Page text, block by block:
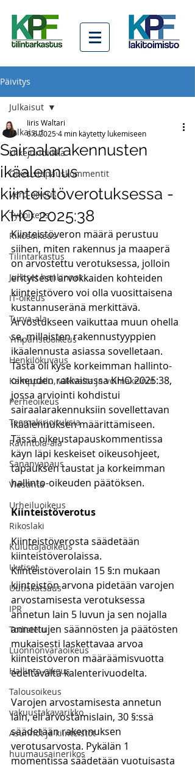
Päivitys
Julkaisut
Liikejuridiikka
Oikeustapauskommentit
Vero-oikeus
Työoikeus
Rikosoikeus
Tilintarkastus
Julkiset hankinnat
IT-oikeus
Turva-ala
Ympäristöoikeus
Henkilökuvaus
Kamppailu, väkivalta ja voimakeinot
Perheoikeus
Teemakirjoituksia
Ravintola-ala
Sananvapaus
Viestintä
Urheiluoikeus
Rikoslaki
Kuluttajaoikeus
Uutiset
Uutiskatsaus
IPR
Todistelu
Luonnonvaraoikeus
Hallinto-oikeus
Talousoikeus
vakuustakavarikko
Asunnot ja kiinteistöt
huumausainerikos
Julkaisut
Sairaalarakennusten
ikäalennus
kiinteistöverotuksessa -
KHO 2025:38
Iiris Waltari
6.6.20254 min käytetty lukemiseen
Kiinteistöveron määrä perustuu
siihen, miten rakennus ja maaperä
on arvostettu verotuksessa, jolloin
erityisesti arvokkaiden kohteiden
kiinteistövero voi olla vuosittaisena
kustannuseränä merkittävä.
Arvostukseen vaikuttaa muun ohella
se, millaisten rakennustyyppien
ikäalennusta asiassa sovelletaan.
Tästä oli kyse korkeimman hallinto-
oikeuden ratkaisussa KHO 2025:38,
jossa arviointi kohdistui
sairaalarakennuksiin sovellettavan
ikäalennuksen määrittämiseen.
Tässä oikeustapauskommentissa
käyn läpi keskeiset oikeusohjeet,
tapauksen taustat ja korkeimman
hallinto-oikeuden päätöksen.
Kiinteistöverotus
Kiinteistöverosta säädetään
kiinteistöverolaissa.
Kiinteistöverolain 15 §:n mukaan
kiinteistön arvona pidetään varojen
arvostamisesta verotuksessa
annetun lain 5 luvun ja sen nojalla
annettujen säännösten ja päätösten
mukaisesti laskettavaa arvoa
kiinteistöveron määräämisvuotta
edeltävältä kalenterivuodelta.
Varojen arvostamisesta annetun
lain, eli arvostamislain, 30 §:ssä
säädetään rakennuksen
verotusarvosta. Pykälän 1
momentissa säädetään vuotuisasta